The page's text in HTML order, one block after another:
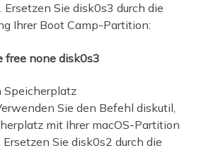
Sie disk0s3 durch die
Ihrer Boot Camp-Partition:
free none disk0s3
Sie den Befehl diskutil,
mit Ihrer macOS-Partition
Sie disk0s2 durch die